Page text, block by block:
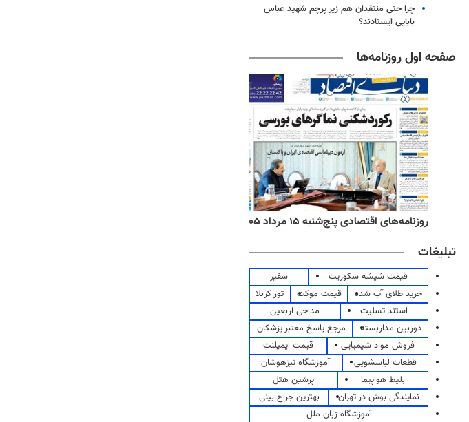
چرا حتی منتقدان هم زیر پرچم شهید عباس
بابایی ایستادند؟
صفحه اول روزنامه‌ها
روزنامه‌های اقتصادی پنج‌شنبه ۱۵ مرداد ۱۴۰۵
تبلیغات
قیمت شیشه سکوریت
سفیر
خرید طلای آب شده
قیمت موکت
تور کربلا
استند تسلیت
مداحی اربعین
دوربین مداربسته
مرجع پاسخ معتبر پزشکان
فروش مواد شیمیایی
قیمت ایمپلنت
قطعات لباسشویی
آموزشگاه تیزهوشان
بلیط هواپیما
پرشین هتل
نمایندگی بوش در تهران
بهترین جراح بینی
آموزشگاه زبان ملل